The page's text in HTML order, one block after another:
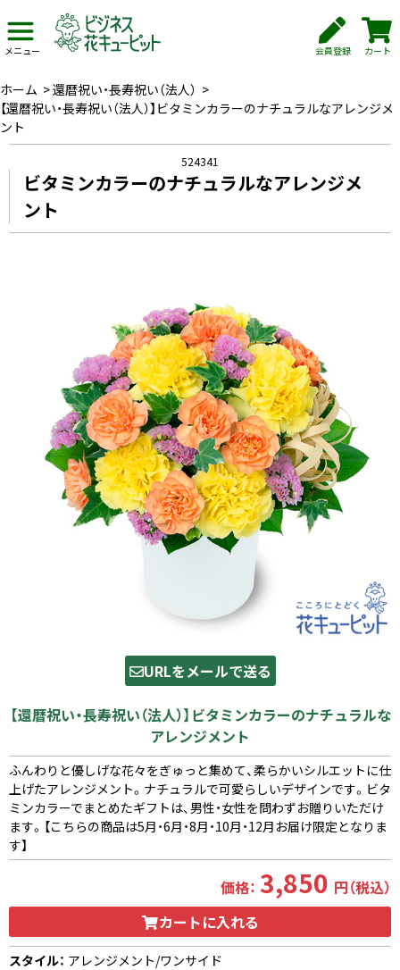
メニュー 会員登録 カート
ホーム >還暦祝い・長寿祝い（法人） >
【還暦祝い・長寿祝い（法人）】ビタミンカラーのナチュラルなアレンジメ
ント
524341
ビタミンカラーのナチュラルなアレンジメ
ント
URLをメールで送る
【還暦祝い・長寿祝い（法人）】ビタミンカラーのナチュラルな
アレンジメント
ふんわりと優しげな花々をぎゅっと集めて、柔らかいシルエットに仕
上げたアレンジメント。ナチュラルで可愛らしいデザインです。ビタ
ミンカラーでまとめたギフトは、男性・女性を問わずお贈りいただけ
ます。【こちらの商品は5月・6月・8月・10月・12月お届け限定となりま
す】
価格： 3,850 円（税込）
カートに入れる
スタイル： アレンジメント/ワンサイド